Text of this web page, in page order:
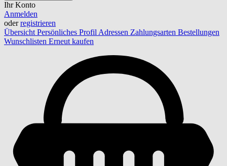
Ihr Konto
Anmelden
oderregistrieren
Übersicht Persönliches Profil Adressen Zahlungsarten Bestellungen
Wunschlisten Erneut kaufen